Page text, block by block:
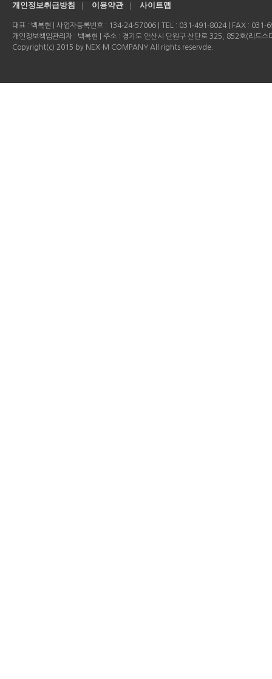
개인정보취급방침 | 이용약관 | 사이트맵
대표 : 백복현 | 사업자등록번호 : 134-24-57006 | TEL : 031-491-8024 | FAX :
개인정보책임관리자 : 백복현 | 주소 : 경기도 안산시 단원구 산단로 325, 852호(리드스
Copyright(c) 2015 by NEX-M COMPANY All rights reservde.